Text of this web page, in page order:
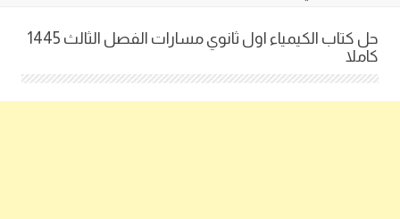
حل كتاب الكيمياء اول ثانوي مسارات الفصل الثالث 1445
كاملا